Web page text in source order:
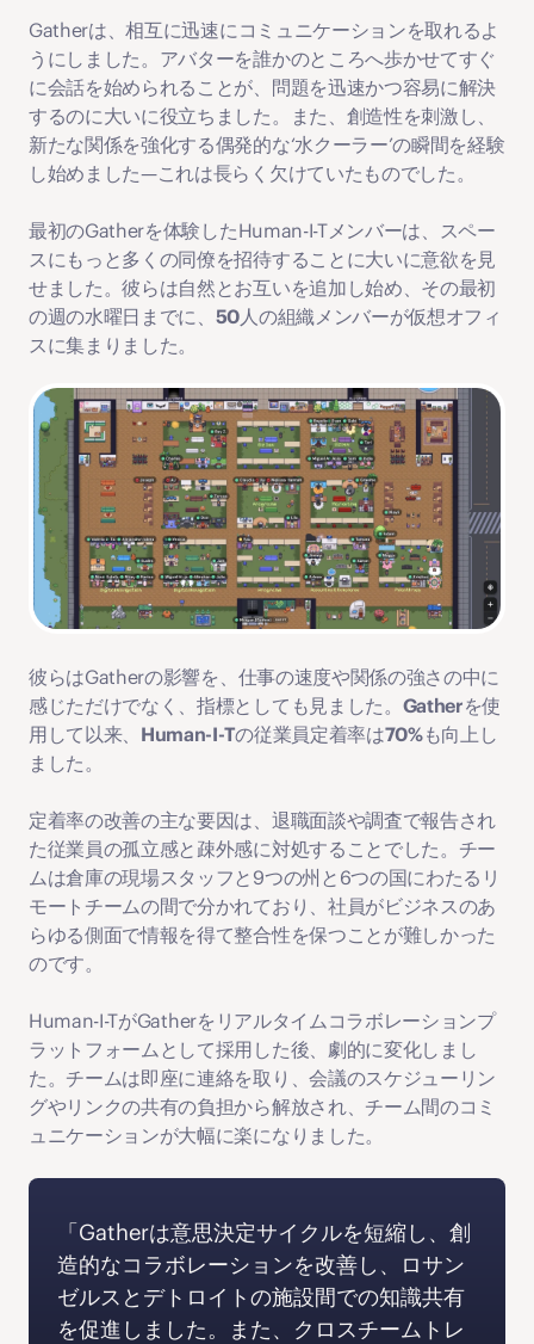
Gatherは、相互に迅速にコミュニケーションを取れるよ
うにしました。アバターを誰かのところへ歩かせてすぐ
に会話を始められることが、問題を迅速かつ容易に解決
するのに大いに役立ちました。また、創造性を刺激し、
新たな関係を強化する偶発的な‘水クーラー’の瞬間を経験
し始めました—これは長らく欠けていたものでした。
最初のGatherを体験したHuman-I-Tメンバーは、スペー
スにもっと多くの同僚を招待することに大いに意欲を見
せました。彼らは自然とお互いを追加し始め、 その最初
の週の水曜日までに、50人の組織メンバーが仮想オフィ
スに集まりました。
彼らはGatherの影響を、仕事の速度や関係の強さの中に
感じただけでなく、指標としても見ました。 Gatherを使
用して以来、Human-I-Tの従業員定着率は70%も向上し
ました。
定着率の改善の主な要因は、退職面談や調査で報告され
た従業員の孤立感と疎外感に対処することでした。チー
ムは倉庫の現場スタッフと9つの州と6つの国にわたるリ
モートチームの間で分かれており、社員がビジネスのあ
らゆる側面で情報を得て整合性を保つことが難しかった
のです。
Human-I-TがGatherをリアルタイムコラボレーションプ
ラットフォームとして採用した後、劇的に変化しまし
た。チームは即座に連絡を取り、会議のスケジューリン
グやリンクの共有の負担から解放され、チーム間のコミ
ュニケーションが大幅に楽になりました。
「Gatherは意思決定サイクルを短縮し、創
造的なコラボレーションを改善し、ロサン
ゼルスとデトロイトの施設間での知識共有
を促進しました。また、クロスチームトレ